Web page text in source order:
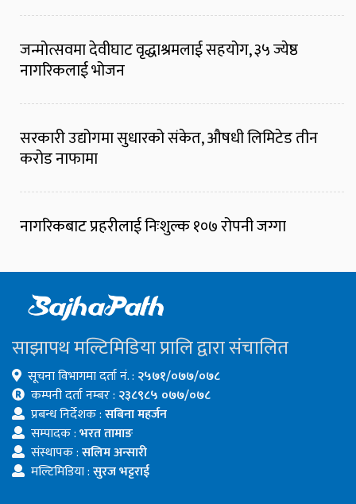
जन्मोत्सवमा देवीघाट वृद्धाश्रमलाई सहयोग, ३५ ज्येष्ठ
नागरिकलाई भोजन
सरकारी उद्योगमा सुधारको संकेत, औषधी लिमिटेड तीन
करोड नाफामा
नागरिकबाट प्रहरीलाई निःशुल्क १०७ रोपनी जग्गा
साझापथ मल्टिमिडिया प्रालि द्वारा संचालित
सूचना विभागमा दर्ता नं. : २५७१/०७७/०७८
कम्पनी दर्ता नम्बर : २३८९८५ ०७७/०७८
प्रबन्ध निर्देशक :सबिना महर्जन
सम्पादक :भरत तामाङ
संस्थापक :सलिम अन्सारी
मल्टिमिडिया :सुरज भट्टराई